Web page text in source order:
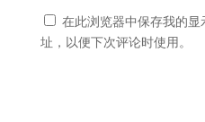
在此浏览器中保存我的
址，以便下次评论时使用。